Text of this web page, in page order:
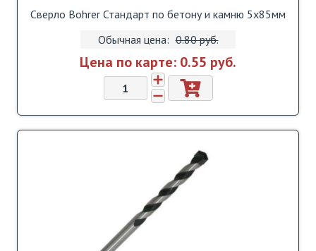
Сверло Bohrer Стандарт по бетону и камню 5х85мм
Обычная цена: 0.80 pуб.
Цена по карте: 0.55 pуб.